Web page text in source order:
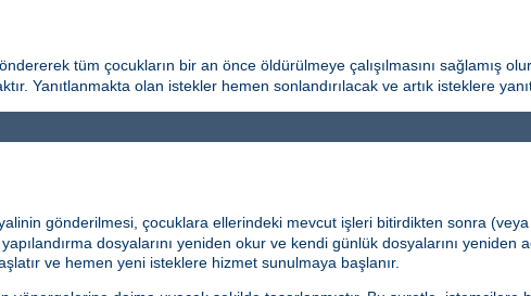
tüm çocukların bir an önce öldürülmeye çalışılmasını sağlamış
Yanıtlanmakta olan istekler hemen sonlandırılacak ve artık isteklere
gönderilmesi, çocuklara ellerindeki mevcut işleri bitirdikten sonra (veya
dosyalarını yeniden okur ve kendi günlük dosyalarını
ve hemen yeni isteklere hizmet sunulmaya başlanır.